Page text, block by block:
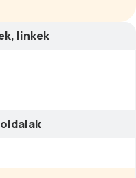
linkek